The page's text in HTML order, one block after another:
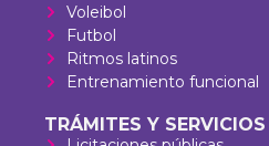
Voleibol
Futbol
Ritmos latinos
Entrenamiento funcional
TRÁMITES Y SERVICIOS